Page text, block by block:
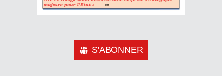
S'ABONNER